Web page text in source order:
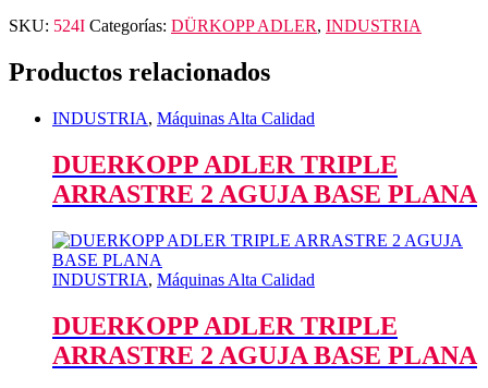
SKU: 524I Categorías: DÜRKOPP ADLER, INDUSTRIA
Productos relacionados
INDUSTRIA, Máquinas Alta Calidad
DUERKOPP ADLER TRIPLE
ARRASTRE 2 AGUJA BASE PLANA
INDUSTRIA, Máquinas Alta Calidad
DUERKOPP ADLER TRIPLE
ARRASTRE 2 AGUJA BASE PLANA